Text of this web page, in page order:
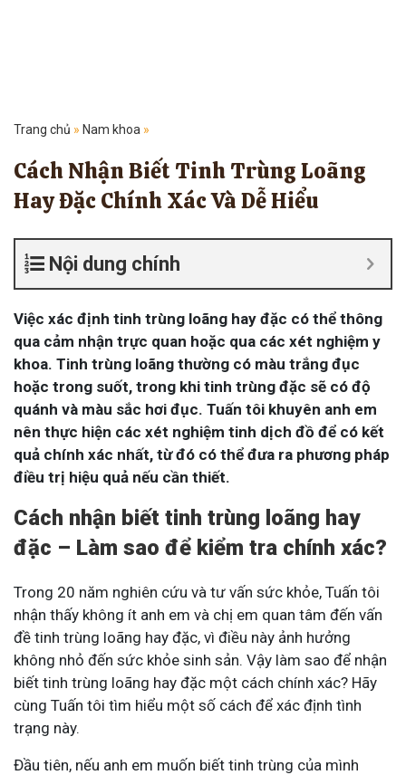
Trang chủ » Nam khoa »
Cách Nhận Biết Tinh Trùng Loãng
Hay Đặc Chính Xác Và Dễ Hiểu
Nội dung chính
Việc xác định tinh trùng loãng hay đặc có thể thông
qua cảm nhận trực quan hoặc qua các xét nghiệm y
khoa. Tinh trùng loãng thường có màu trắng đục
hoặc trong suốt, trong khi tinh trùng đặc sẽ có độ
quánh và màu sắc hơi đục. Tuấn tôi khuyên anh em
nên thực hiện các xét nghiệm tinh dịch đồ để có kết
quả chính xác nhất, từ đó có thể đưa ra phương pháp
điều trị hiệu quả nếu cần thiết.
Cách nhận biết tinh trùng loãng hay
đặc – Làm sao để kiểm tra chính xác?
Trong 20 năm nghiên cứu và tư vấn sức khỏe, Tuấn tôi
nhận thấy không ít anh em và chị em quan tâm đến vấn
đề tinh trùng loãng hay đặc, vì điều này ảnh hưởng
không nhỏ đến sức khỏe sinh sản. Vậy làm sao để nhận
biết tinh trùng loãng hay đặc một cách chính xác? Hãy
cùng Tuấn tôi tìm hiểu một số cách để xác định tình
trạng này.
Đầu tiên, nếu anh em muốn biết tinh trùng của mình